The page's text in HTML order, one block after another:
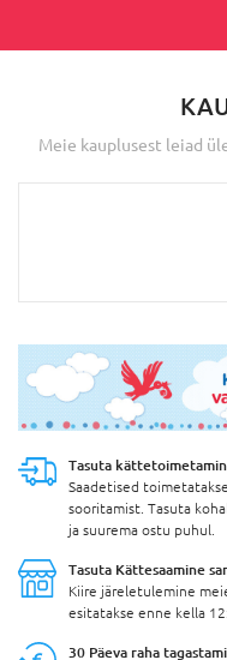
Meie kauplusest leiad
Tasuta
Saadetised
sooritamist. Tasuta
ja suurema ostu puhul.
Tasuta Kättesaamine
Kiire järeletulemine
esitatakse enne kella
30 Päeva raha